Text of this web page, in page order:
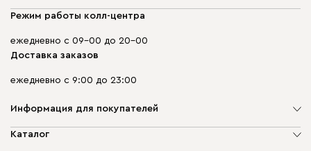
Режим работы колл-центра
ежедневно с 09-00 до 20-00
Доставка заказов
ежедневно с 9:00 до 23:00
Информация для покупателей
О компании
Каталог